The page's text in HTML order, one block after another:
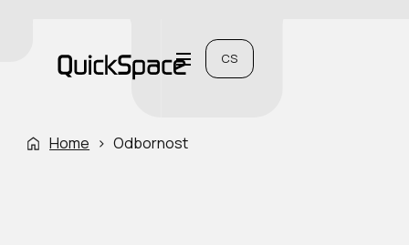
CS
Home › Odbornost